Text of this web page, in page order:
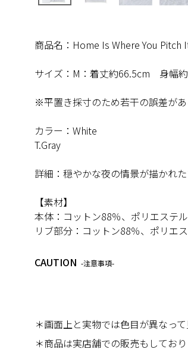
商品名：Home Is Where You Pitch
サイズ：M：着丈約66.5cm 身幅
※平置き採寸のため若干の誤差が
カラー：White
T.Gray
詳細：穏やかな夜の情景が描かれた
【素材】
本体：コットン88％、ポリエステ
リブ部分：コットン88％、ポリエ
CAUTION -注意事項-
＊画面上と実物では色目が異なっ
＊商品は実店舗での販売もしてお